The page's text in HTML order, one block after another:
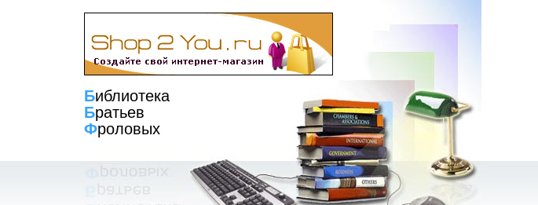
Библиотека
Братьев
Фроловых